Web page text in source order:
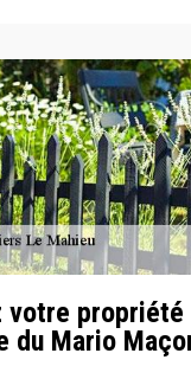
votre propriété
du Mario